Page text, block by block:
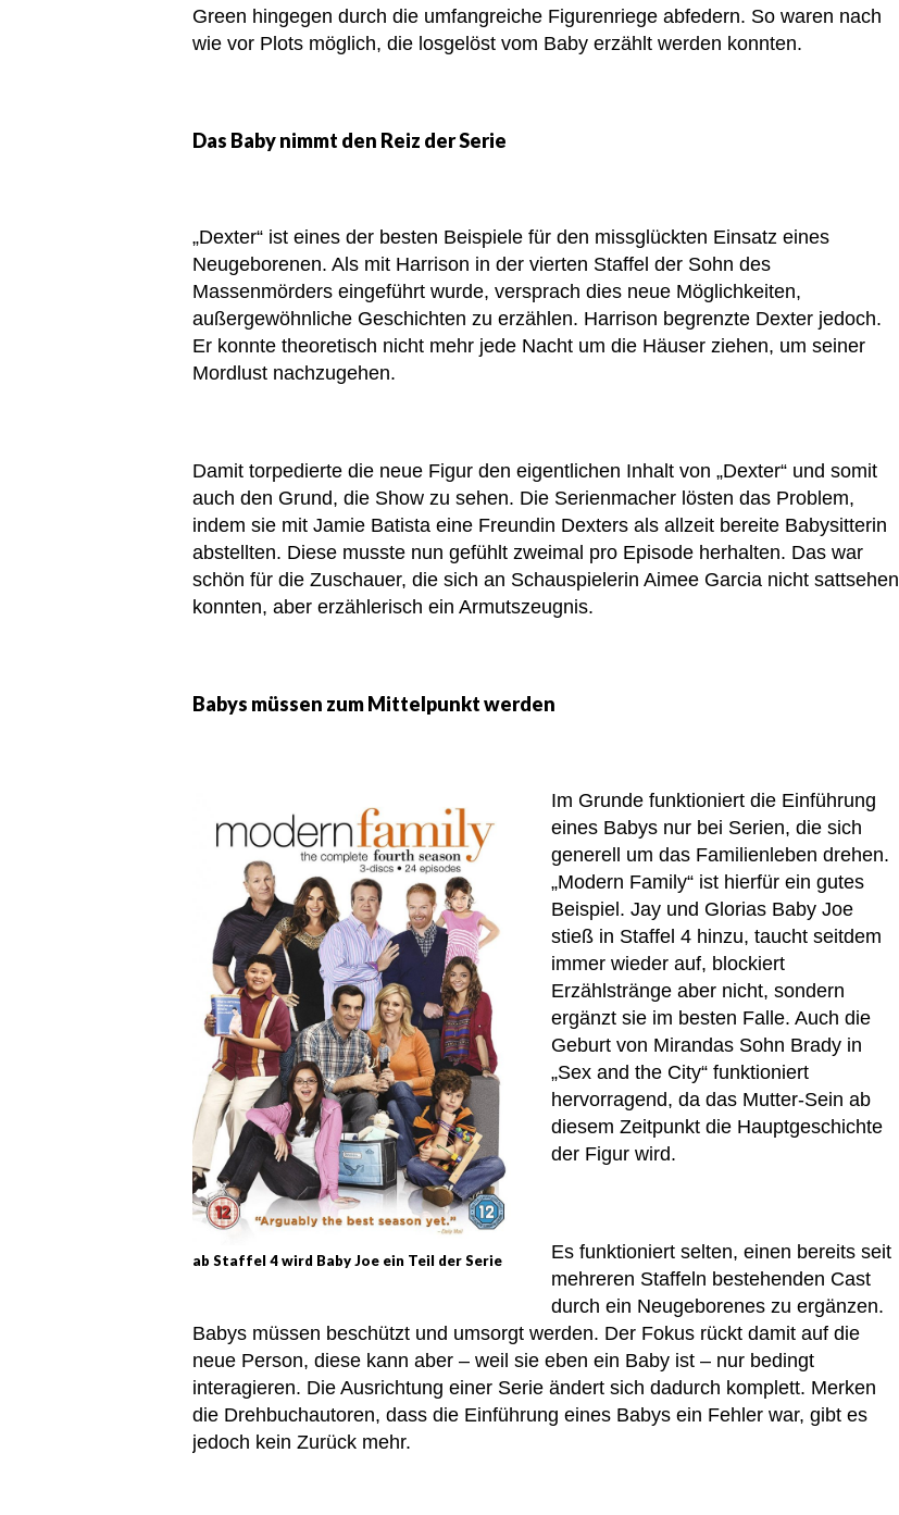
Green hingegen durch die umfangreiche Figurenriege abfedern. So waren nach
wie vor Plots möglich, die losgelöst vom Baby erzählt werden konnten.
Das Baby nimmt den Reiz der Serie
„Dexter“ ist eines der besten Beispiele für den missglückten Einsatz eines
Neugeborenen. Als mit Harrison in der vierten Staffel der Sohn des
Massenmörders eingeführt wurde, versprach dies neue Möglichkeiten,
außergewöhnliche Geschichten zu erzählen. Harrison begrenzte Dexter jedoch.
Er konnte theoretisch nicht mehr jede Nacht um die Häuser ziehen, um seiner
Mordlust nachzugehen.
Damit torpedierte die neue Figur den eigentlichen Inhalt von „Dexter“ und somit
auch den Grund, die Show zu sehen. Die Serienmacher lösten das Problem,
indem sie mit Jamie Batista eine Freundin Dexters als allzeit bereite Babysitterin
abstellten. Diese musste nun gefühlt zweimal pro Episode herhalten. Das war
schön für die Zuschauer, die sich an Schauspielerin Aimee Garcia nicht sattsehen
konnten, aber erzählerisch ein Armutszeugnis.
Babys müssen zum Mittelpunkt werden
ab Staffel 4 wird Baby Joe ein Teil der Serie
Im Grunde funktioniert die Einführung
eines Babys nur bei Serien, die sich
generell um das Familienleben drehen.
„Modern Family“ ist hierfür ein gutes
Beispiel. Jay und Glorias Baby Joe
stieß in Staffel 4 hinzu, taucht seitdem
immer wieder auf, blockiert
Erzählstränge aber nicht, sondern
ergänzt sie im besten Falle. Auch die
Geburt von Mirandas Sohn Brady in
„Sex and the City“ funktioniert
hervorragend, da das Mutter-Sein ab
diesem Zeitpunkt die Hauptgeschichte
der Figur wird.
Es funktioniert selten, einen bereits seit
mehreren Staffeln bestehenden Cast
durch ein Neugeborenes zu ergänzen.
Babys müssen beschützt und umsorgt werden. Der Fokus rückt damit auf die
neue Person, diese kann aber – weil sie eben ein Baby ist – nur bedingt
interagieren. Die Ausrichtung einer Serie ändert sich dadurch komplett. Merken
die Drehbuchautoren, dass die Einführung eines Babys ein Fehler war, gibt es
jedoch kein Zurück mehr.